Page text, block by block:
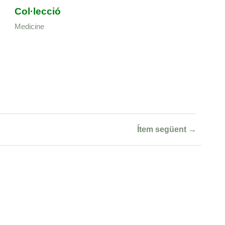
Col·lecció
Medicine
Ítem següent →